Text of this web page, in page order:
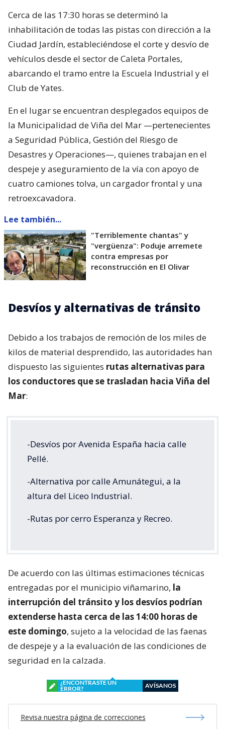
Cerca de las 17:30 horas se determinó la
inhabilitación de todas las pistas con dirección a la
Ciudad Jardín, estableciéndose el corte y desvío de
vehículos desde el sector de Caleta Portales,
abarcando el tramo entre la Escuela Industrial y el
Club de Yates.
En el lugar se encuentran desplegados equipos de
la Municipalidad de Viña del Mar —pertenecientes
a Seguridad Pública, Gestión del Riesgo de
Desastres y Operaciones—, quienes trabajan en el
despeje y aseguramiento de la vía con apoyo de
cuatro camiones tolva, un cargador frontal y una
retroexcavadora.
Lee también...
"Terriblemente chantas" y
"vergüenza": Poduje arremete
contra empresas por
reconstrucción en El Olivar
Desvíos y alternativas de tránsito
Debido a los trabajos de remoción de los miles de
kilos de material desprendido, las autoridades han
dispuesto las siguientes rutas alternativas para
los conductores que se trasladan hacia Viña del
Mar:
-Desvíos por Avenida España hacia calle
Pellé.
-Alternativa por calle Amunátegui, a la
altura del Liceo Industrial.
-Rutas por cerro Esperanza y Recreo.
De acuerdo con las últimas estimaciones técnicas
entregadas por el municipio viñamarino, la
interrupción del tránsito y los desvíos podrían
extenderse hasta cerca de las 14:00 horas de
este domingo, sujeto a la velocidad de las faenas
de despeje y a la evaluación de las condiciones de
seguridad en la calzada.
¿ENCONTRASTE UN
ERROR?
AVÍSANOS
Revisa nuestra página de correcciones